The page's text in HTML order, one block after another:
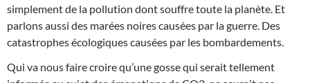
simplement de la pollution dont souffre toute la planète. Et
parlons aussi des marées noires causées par la guerre. Des
catastrophes écologiques causées par les bombardements.
Qui va nous faire croire qu’une gosse qui serait tellement